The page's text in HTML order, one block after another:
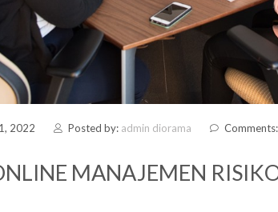
2022 Posted by: admin diorama
MANAJEMEN